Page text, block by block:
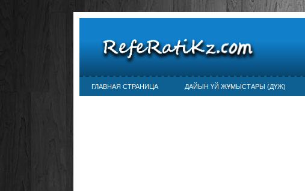
ГЛАВНАЯ СТРАНИЦА ДАЙЫН ҮЙ ЖҰМЫСТАРЫ (ДҮЖ)